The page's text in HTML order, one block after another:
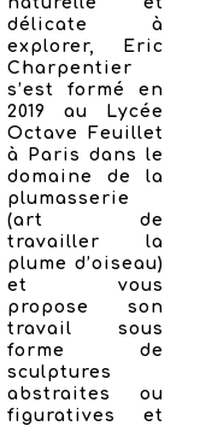
délicate à
explorer, Eric
Charpentier
s’est formé en
2019 au Lycée
Octave Feuillet
à Paris dans le
domaine de la
plumasserie
(art de
travailler la
plume d’oiseau)
et vous
propose son
travail sous
forme de
sculptures
abstraites ou
figuratives et